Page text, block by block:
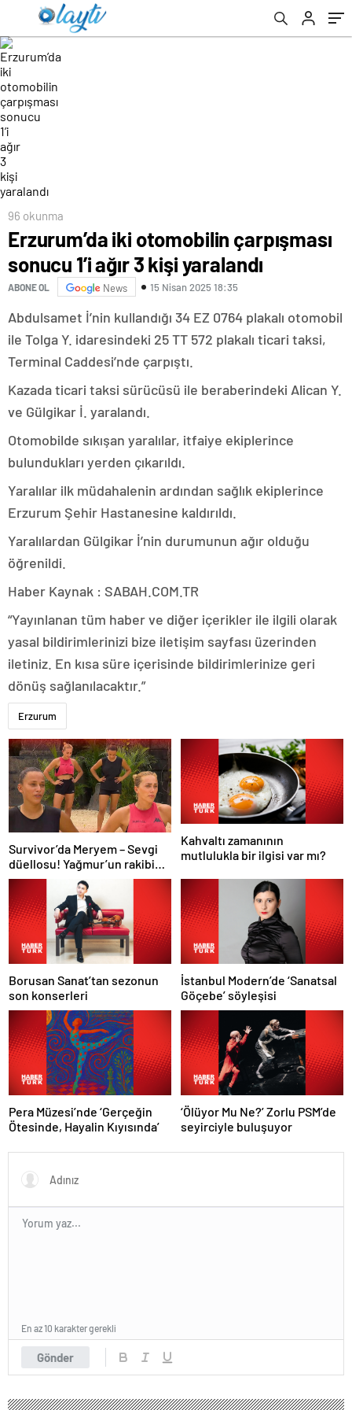
96 okunma
Erzurum’da iki otomobilin çarpışması
sonucu 1’i ağır 3 kişi yaralandı
ABONE OL News 15 Nisan 2025 18:35
Abdulsamet İ’nin kullandığı 34 EZ 0764 plakalı otomobil
ile Tolga Y. idaresindeki 25 TT 572 plakalı ticari taksi,
Terminal Caddesi’nde çarpıştı.
Kazada ticari taksi sürücüsü ile beraberindeki Alican Y.
ve Gülgikar İ. yaralandı.
Otomobilde sıkışan yaralılar, itfaiye ekiplerince
bulundukları yerden çıkarıldı.
Yaralılar ilk müdahalenin ardından sağlık ekiplerince
Erzurum Şehir Hastanesine kaldırıldı.
Yaralılardan Gülgikar İ’nin durumunun ağır olduğu
öğrenildi.
Haber Kaynak : SABAH.COM.TR
“Yayınlanan tüm haber ve diğer içerikler ile ilgili olarak
yasal bildirimlerinizi bize iletişim sayfası üzerinden
iletiniz. En kısa süre içerisinde bildirimlerinize geri
dönüş sağlanılacaktır.”
Erzurum
Survivor’da Meryem – Sevgi
düellosu! Yağmur’un rakibi
belli oldu
Kahvaltı zamanının
mutlulukla bir ilgisi var mı?
Borusan Sanat’tan sezonun
son konserleri
İstanbul Modern’de ‘Sanatsal
Göçebe’ söyleşisi
Pera Müzesi’nde ‘Gerçeğin
Ötesinde, Hayalin Kıyısında’
‘Ölüyor Mu Ne?’ Zorlu PSM’de
seyirciyle buluşuyor
Gönder
En az 10 karakter gerekli